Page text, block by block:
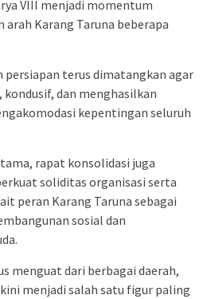
VIII menjadi momentum
Karang Taruna beberapa
persiapan terus dimatangkan agar
dan menghasilkan
kepentingan seluruh
rapat konsolidasi juga
soliditas organisasi serta
peran Karang Taruna sebagai
sosial dan
menguat dari berbagai daerah,
menjadi salah satu figur paling